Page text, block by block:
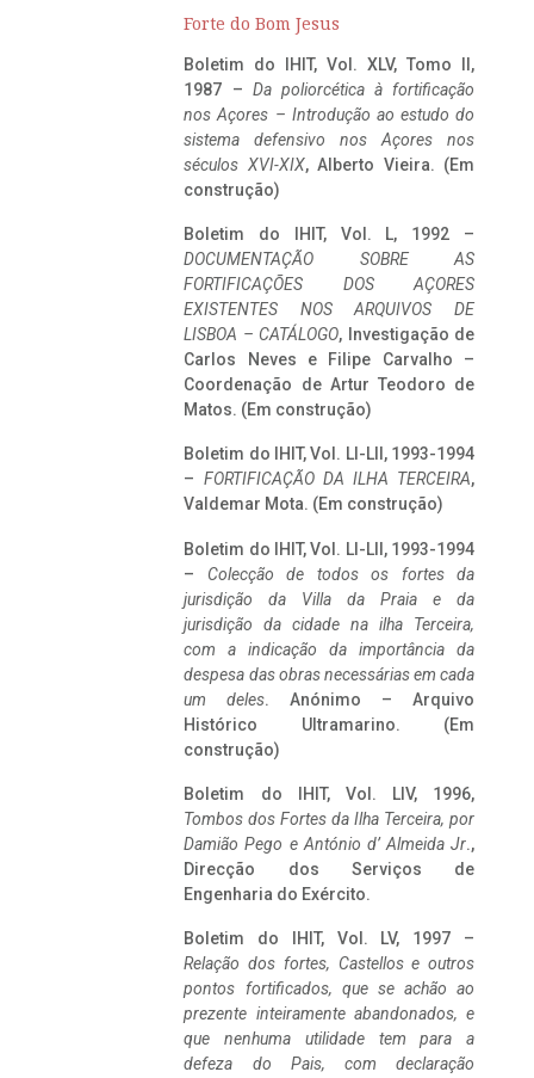
Forte do Bom Jesus
Boletim do IHIT, Vol. XLV, Tomo II,
1987 – Da poliorcética à fortificação
nos Açores – Introdução ao estudo do
sistema defensivo nos Açores nos
séculos XVI-XIX, Alberto Vieira. (Em
construção)
Boletim do IHIT, Vol. L, 1992 –
DOCUMENTAÇÃO SOBRE AS
FORTIFICAÇÕES DOS AÇORES
EXISTENTES NOS ARQUIVOS DE
LISBOA – CATÁLOGO, Investigação de
Carlos Neves e Filipe Carvalho –
Coordenação de Artur Teodoro de
Matos. (Em construção)
Boletim do IHIT, Vol. LI-LII, 1993-1994
– FORTIFICAÇÃO DA ILHA TERCEIRA,
Valdemar Mota. (Em construção)
Boletim do IHIT, Vol. LI-LII, 1993-1994
– Colecção de todos os fortes da
jurisdição da Villa da Praia e da
jurisdição da cidade na ilha Terceira,
com a indicação da importância da
despesa das obras necessárias em cada
um deles. Anónimo – Arquivo
Histórico Ultramarino. (Em
construção)
Boletim do IHIT, Vol. LIV, 1996,
Tombos dos Fortes da Ilha Terceira, por
Damião Pego e António d’ Almeida Jr.,
Direcção dos Serviços de
Engenharia do Exército.
Boletim do IHIT, Vol. LV, 1997 –
Relação dos fortes, Castellos e outros
pontos fortificados, que se achão ao
prezente inteiramente abandonados, e
que nenhuma utilidade tem para a
defeza do Pais, com declaração